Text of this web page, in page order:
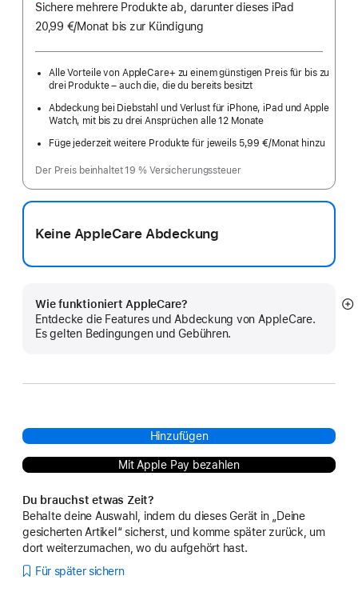
Sichere mehrere Produkte ab, darunter dieses iPad
20,99 €/Monat pro
bis zur Kündigung
Alle Vorteile von AppleCare+ zu einem günstigen Preis für bis zu
drei Produkte – auch die, die du bereits besitzt
Abdeckung bei Diebstahl und Verlust für iPhone, iPad und Apple
Watch, mit bis zu drei Ansprüchen alle 12 Monate
Füge jederzeit weitere Produkte für jeweils 5,99 €/Monat hinzu
Der Preis beinhaltet 19 % Versicherungssteuer
Keine AppleCare Abdeckung
Wie funktioniert AppleCare?
Entdecke die Features und Abdeckung von AppleCare.
Es gelten Bedingungen und Gebühren.
Hinzufügen
Mit Apple Pay bezahlen
Du brauchst etwas Zeit?
Behalte deine Auswahl, indem du dieses Gerät in „Deine
gesicherten Artikel“ sicherst, und komme später zurück, um
dort weiterzumachen, wo du aufgehört hast.
Für später sichern